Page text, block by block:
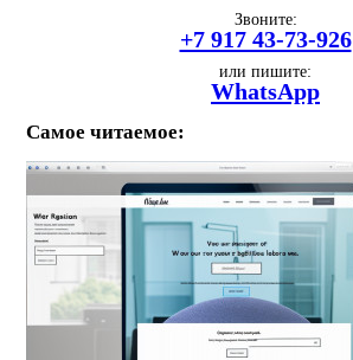
Звоните:
+7 917 43-73-926
или пишите:
WhatsApp
Самое читаемое: